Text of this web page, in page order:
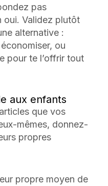
pas
oui. Validez plutôt
alternative :
ou
pour te l’offrir tout
aux enfants
que vos
mêmes, donnez-
propres
propre moyen de